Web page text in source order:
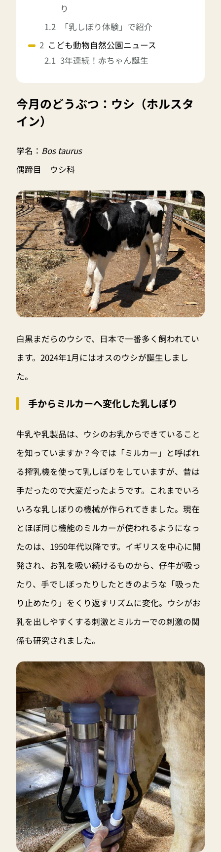
り
「乳しぼり体験」で紹介
こども動物自然公園ニュース
3年連続！赤ちゃん誕生
今月のどうぶつ：ウシ（ホルスタ
イン）
学名： Bos taurus
偶蹄目 ウシ科
白黒まだらのウシで、日本で一番多く飼われてい
ます。2024年1月にはオスのウシが誕生しまし
た。
手からミルカーへ変化した乳しぼり
牛乳や乳製品は、ウシのお乳からできていること
を知っていますか？今では「ミルカー」と呼ばれ
る搾乳機を使って乳しぼりをしていますが、昔は
手だったので大変だったようです。これまでいろ
いろな乳しぼりの機械が作られてきました。現在
とほぼ同じ機能のミルカーが使われるようになっ
たのは、1950年代以降です。イギリスを中心に開
発され、お乳を吸い続けるものから、仔牛が吸っ
たり、手でしぼったりしたときのような「吸った
り止めたり」をくり返すリズムに変化。ウシがお
乳を出しやすくする刺激とミルカーでの刺激の関
係も研究されました。